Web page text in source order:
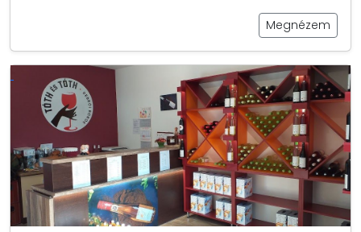
Megnézem